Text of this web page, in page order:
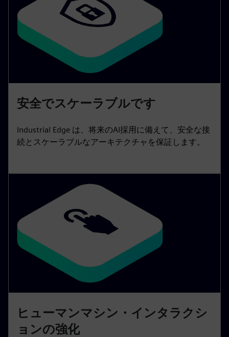
安全でスケーラブルです
Industrial Edge は、将来のAI採用に備えて、安全な接
続とスケーラブルなアーキテクチャを保証します。
ヒューマンマシン・インタラクシ
ョンの強化